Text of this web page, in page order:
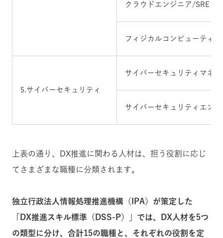
クラウドエンジニア/SRE
フィジカルコンピューティ
5.サイバーセキュリティ
サイバーセキュリティマネ
サイバーセキュリティエン
上表の通り、DX推進に関わる人材は、担う役割に応じ
てさまざまな職種に分類されます。
独立行政法人情報処理推進機構（IPA）が策定した
「DX推進スキル標準（DSS-P）」では、DX人材を5つ
の類型に分け、合計15の職種と、それぞれの役割を定